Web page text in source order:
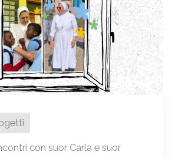
con suor Carla e suor